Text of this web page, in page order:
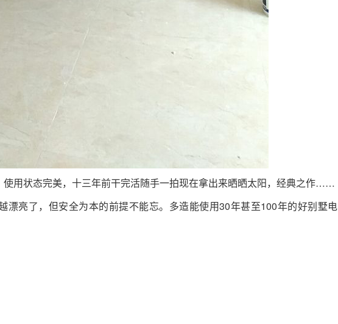
使用状态完美，十三年前干完活随手一拍现在拿出来晒晒太阳，经典之作……
漂亮了，但安全为本的前提不能忘。多造能使用30年甚至100年的好别墅电